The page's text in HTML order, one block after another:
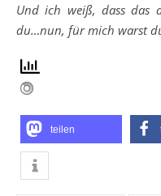
Und ich weiß, dass das
du…nun, für mich warst
teilen